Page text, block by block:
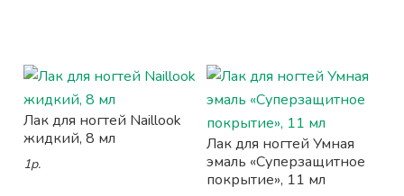
Лак для ногтей Naillook
жидкий, 8 мл
1р.
Лак для ногтей Умная
эмаль «Суперзащитное
покрытие», 11 мл